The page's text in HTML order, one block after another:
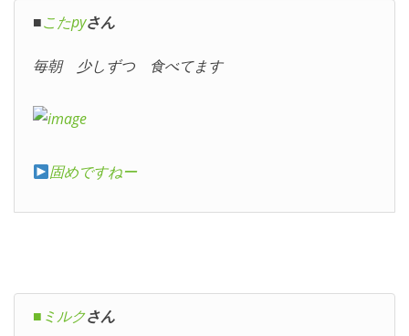
■こたpyさん
毎朝 少しずつ 食べてます
固めですねー
■ミルクさん